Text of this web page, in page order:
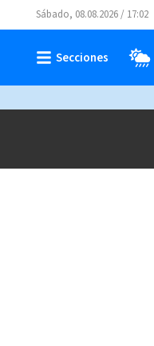
Sábado, 08.08.2026 / 17:02